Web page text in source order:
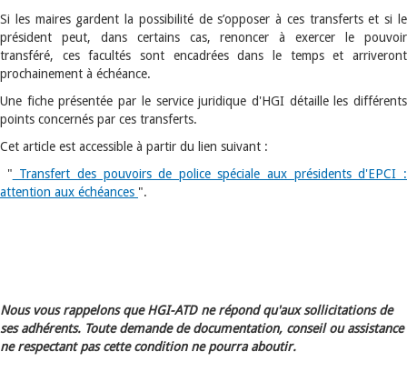
Si les maires gardent la possibilité de s’opposer à ces transferts et si le
président peut, dans certains cas, renoncer à exercer le pouvoir
transféré, ces facultés sont encadrées dans le temps et arriveront
prochainement à échéance.
Une fiche présentée par le service juridique d'HGI détaille les différents
points concernés par ces transferts.
Cet article est accessible à partir du lien suivant :
" Transfert des pouvoirs de police spéciale aux présidents d'EPCI :
attention aux échéances ".
Nous vous rappelons que HGI-ATD ne répond qu'aux sollicitations de
ses adhérents. Toute demande de documentation, conseil ou assistance
ne respectant pas cette condition ne pourra aboutir.